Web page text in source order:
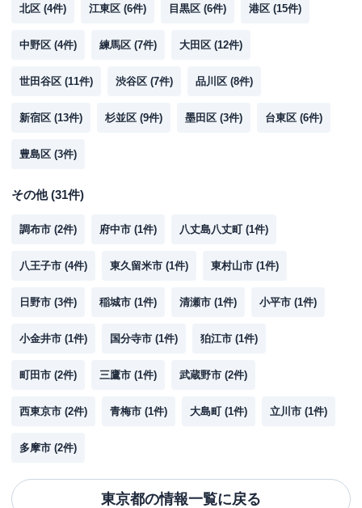
北区 (4件) 江東区 (6件) 目黒区 (6件) 港区 (15件)
中野区 (4件) 練馬区 (7件) 大田区 (12件)
世田谷区 (11件) 渋谷区 (7件) 品川区 (8件)
新宿区 (13件) 杉並区 (9件) 墨田区 (3件) 台東区 (6件)
豊島区 (3件)
その他(31件)
調布市 (2件) 府中市 (1件) 八丈島八丈町 (1件)
八王子市 (4件) 東久留米市 (1件) 東村山市 (1件)
日野市 (3件) 稲城市 (1件) 清瀬市 (1件) 小平市 (1件)
小金井市 (1件) 国分寺市 (1件) 狛江市 (1件)
町田市 (2件) 三鷹市 (1件) 武蔵野市 (2件)
西東京市 (2件) 青梅市 (1件) 大島町 (1件) 立川市 (1件)
多摩市 (2件)
東京都の情報一覧に戻る